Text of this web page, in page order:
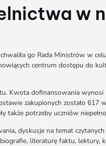
w
go Rada Ministrów w
centrum dostępu do
dofinansowania wynosi
zakupionych zostało
także potrzeby uczniów
dyskusje na temat
literaturę faktu,